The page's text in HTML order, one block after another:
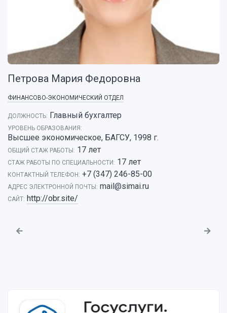
Петрова Мария Федоровна
ФИНАНСОВО-ЭКОНОМИЧЕСКИЙ ОТДЕЛ
ДОЛЖНОСТЬ: Главный бухгалтер
УРОВЕНЬ ОБРАЗОВАНИЯ:
Высшее экономическое, БАГСУ, 1998 г.
ОБЩИЙ СТАЖ РАБОТЫ: 17 лет
CТАЖ РАБОТЫ ПО СПЕЦИАЛЬНОСТИ: 17 лет
КОНТАКТНЫЙ ТЕЛЕФОН: +7 (347) 246-85-00
АДРЕС ЭЛЕКТРОННОЙ ПОЧТЫ: mail@simai.ru
САЙТ: http://obr.site/